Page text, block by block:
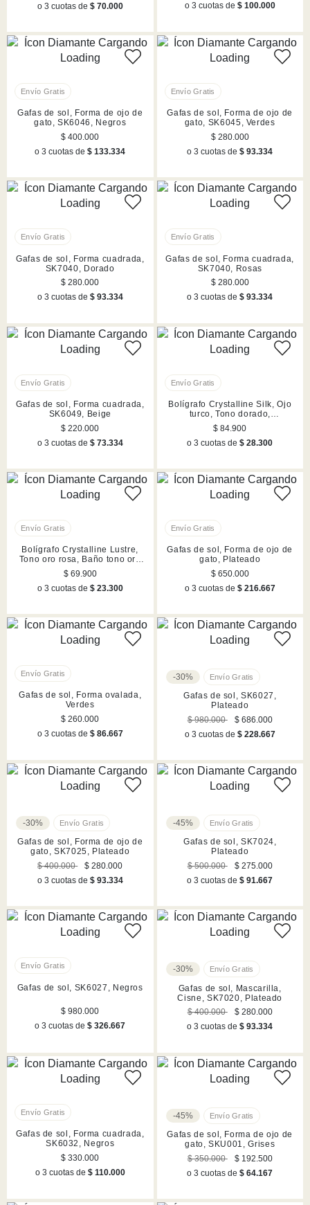
o 3 cuotas de $ 70.000
o 3 cuotas de $ 100.000
Gafas de sol, Forma de ojo de
gato, SK6046, Negros
$ 400.000
o 3 cuotas de$ 133.334
Gafas de sol, Forma de ojo de
gato, SK6045, Verdes
$ 280.000
o 3 cuotas de$ 93.334
Gafas de sol, Forma cuadrada,
SK7040, Dorado
$ 280.000
o 3 cuotas de $ 93.334
Gafas de sol, Forma cuadrada,
SK7040, Rosas
$ 280.000
o 3 cuotas de$ 93.334
Gafas de sol, Forma cuadrada,
SK6049, Beige
$ 220.000
o 3 cuotas de $ 73.334
Bolígrafo Crystalline Silk, Ojo
turco, Tono dorado,
Combinación de acabados
metálicos
$ 84.900
o 3 cuotas de$ 28.300
Bolígrafo Crystalline Lustre,
Tono oro rosa, Baño tono oro
rosa
$ 69.900
o 3 cuotas de $ 23.300
Gafas de sol, Forma de ojo de
gato, Plateado
$ 650.000
o 3 cuotas de $ 216.667
Gafas de sol, Forma ovalada,
Verdes
$ 260.000
o 3 cuotas de $ 86.667
-30%
Gafas de sol, SK6027,
Plateado
$ 980.000
$ 686.000
o 3 cuotas de $ 228.667
-30%
Gafas de sol, Forma de ojo de
gato, SK7025, Plateado
$ 400.000
$ 280.000
o 3 cuotas de $ 93.334
-45%
Gafas de sol, SK7024,
Plateado
$ 500.000
$ 275.000
o 3 cuotas de$ 91.667
Gafas de sol, SK6027, Negros
$ 980.000
o 3 cuotas de$ 326.667
-30%
Gafas de sol, Mascarilla,
Cisne, SK7020, Plateado
$ 400.000
$ 280.000
o 3 cuotas de$ 93.334
Gafas de sol, Forma cuadrada,
SK6032, Negros
$ 330.000
o 3 cuotas de $ 110.000
-45%
Gafas de sol, Forma de ojo de
gato, SKU001, Grises
$ 350.000
$ 192.500
o 3 cuotas de$ 64.167